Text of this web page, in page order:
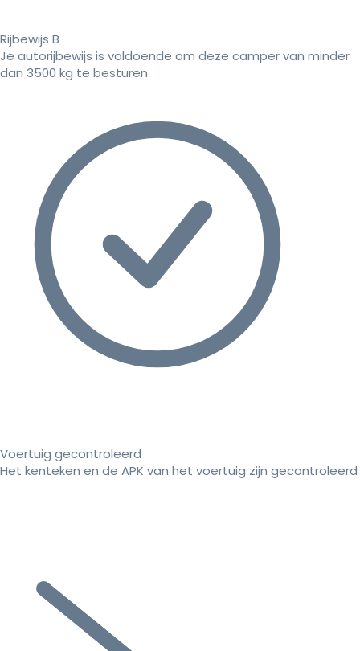
Rijbewijs B
Je autorijbewijs is voldoende om deze camper van minder
dan 3500 kg te besturen
Voertuig gecontroleerd
Het kenteken en de APK van het voertuig zijn gecontroleerd